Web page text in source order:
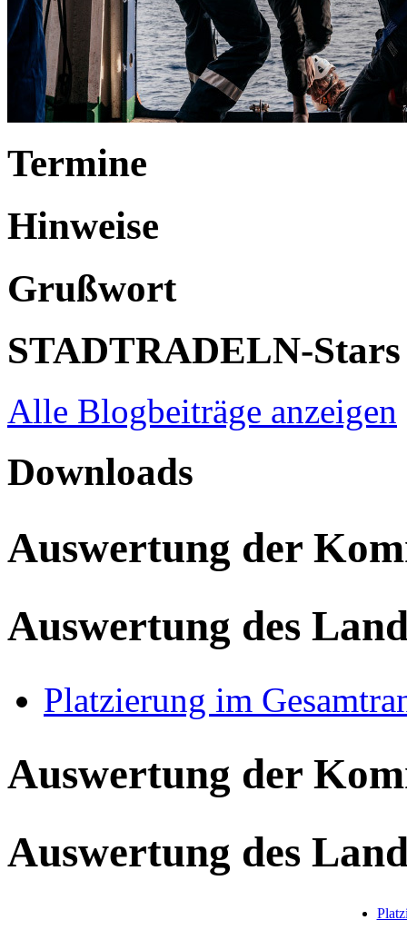
Termine
Hinweise
Grußwort
STADTRADELN-Stars
Alle Blogbeiträge anzeigen
Downloads
Auswertung der
Auswertung des
Platzierung im
Auswertung der
Auswertung des